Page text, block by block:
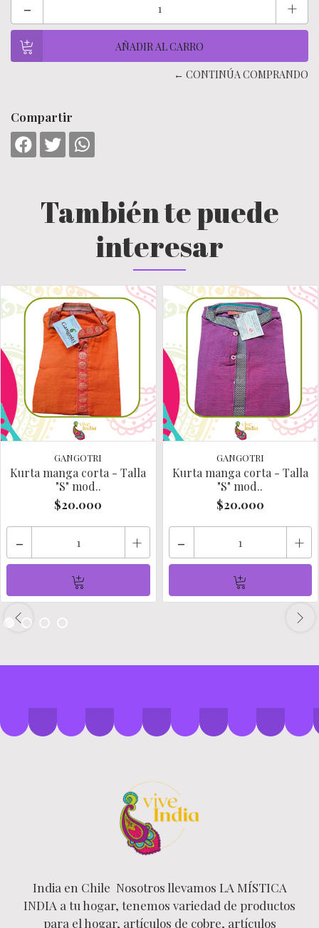
- +
← CONTINÚA COMPRANDO
Compartir
También te puede
interesar
GANGOTRI
Kurta manga corta - Talla
"S" mod..
$20.000
- +
GANGOTRI
Kurta manga corta - Talla
"S" mod..
$20.000
- +
India en Chile Nosotros llevamos LA MÍSTICA
INDIA a tu hogar, tenemos variedad de productos
para el hogar, artículos de cobre, artículos